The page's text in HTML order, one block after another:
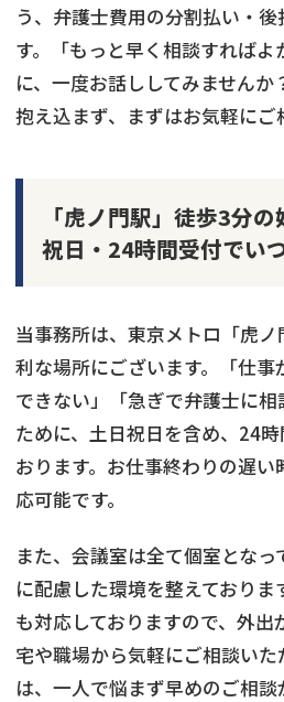
う、弁護士費用の分割払い・
す。「もっと早く相談すれば
に、一度お話ししてみません
抱え込まず、まずはお気軽にご
「虎ノ門駅」徒歩3分
祝日・24時間受付でい
当事務所は、東京メトロ「虎
利な場所にございます。「仕
できない」「急ぎで弁護士に
ために、土日祝日を含め、24
おります。お仕事終わりの遅
応可能です。
また、会議室は全て個室となっ
に配慮した環境を整えており
も対応しておりますので、外出
宅や職場から気軽にご相談い
は、一人で悩まず早めのご相談